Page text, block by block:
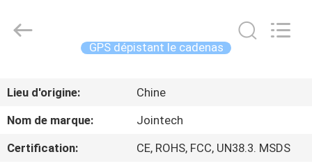
PRODUITS
Technology
GPS dépistant le cadenas
Lieu d'origine:
Chine
Nom de marque:
Jointech
Certification:
CE, ROHS, FCC, UN38.3. MSDS